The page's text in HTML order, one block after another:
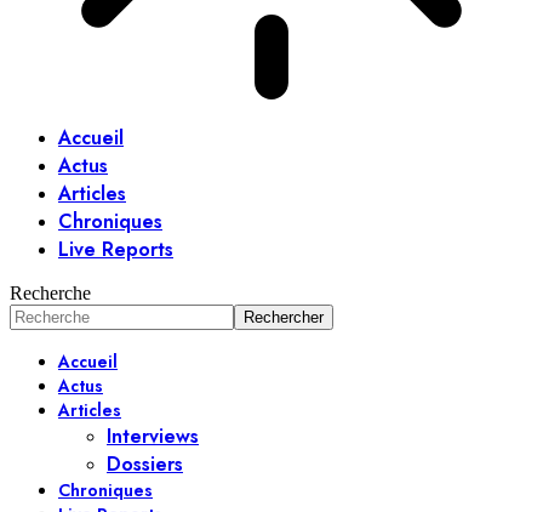
Accueil
Actus
Articles
Chroniques
Live Reports
Recherche
Accueil
Actus
Articles
Interviews
Dossiers
Chroniques